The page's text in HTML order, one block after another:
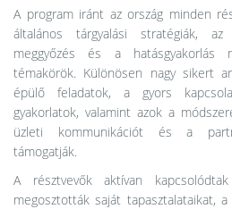
A program iránt az ország minden
általános tárgyalási stratégiák,
meggyőzés és a
témakörök. Különösen nagy sikert
épülő feladatok, a gyors
gyakorlatok, valamint azok a
üzleti kommunikációt és a
támogatják.
A résztvevők aktívan
megosztották saját tapasztalataikat,